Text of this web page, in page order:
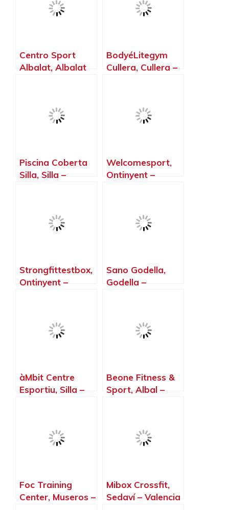
Centro Sport
Albalat, Albalat
BodyéLitegym
Cullera, Cullera –
Piscina Coberta
Silla, Silla –
Welcomesport,
Ontinyent –
Strongfittestbox,
Ontinyent –
Sano Godella,
Godella –
àMbit Centre
Esportiu, Silla –
Beone Fitness &
Sport, Albal –
Foc Training
Center, Museros –
Mibox Crossfit,
Sedaví – Valencia